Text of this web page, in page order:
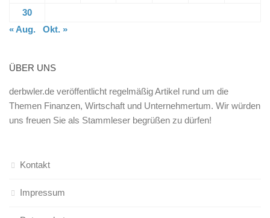
30
« Aug.
Okt. »
ÜBER UNS
derbwler.de veröffentlicht regelmäßig Artikel rund um die
Themen Finanzen, Wirtschaft und Unternehmertum. Wir würden
uns freuen Sie als Stammleser begrüßen zu dürfen!
Kontakt
Impressum